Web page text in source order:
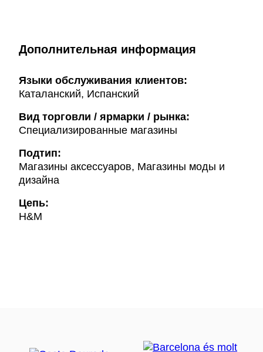
Дополнительная информация
Языки обслуживания клиентов:
Каталанский, Испанский
Вид торговли / ярмарки / рынка:
Специализированные магазины
Подтип:
Магазины аксессуаров, Магазины моды и
дизайна
Цепь:
H&M